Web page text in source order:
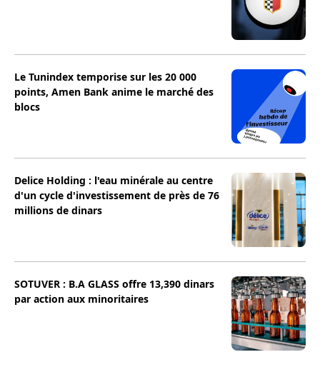
Le Tunindex temporise sur les 20 000
points, Amen Bank anime le marché des
blocs
Delice Holding : l'eau minérale au centre
d'un cycle d'investissement de près de 76
millions de dinars
SOTUVER : B.A GLASS offre 13,390 dinars
par action aux minoritaires